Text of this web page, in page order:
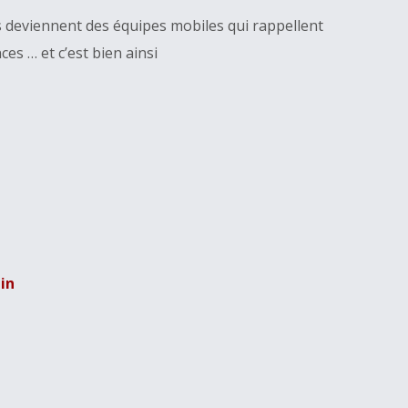
des équipes mobiles qui rappellent
… et c’est bien ainsi